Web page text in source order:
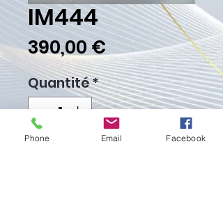
IM444
390,00 € Prix
Quantité*
Phone Email Facebook